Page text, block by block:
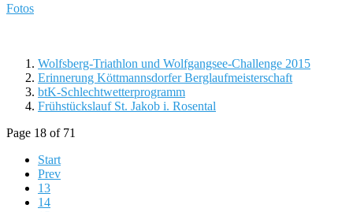
Fotos
Wolfsberg-Triathlon und Wolfgangsee-Challenge 2015
Erinnerung Köttmannsdorfer Berglaufmeisterschaft
btK-Schlechtwetterprogramm
Frühstückslauf St. Jakob i. Rosental
Page 18 of 71
Start
Prev
13
14